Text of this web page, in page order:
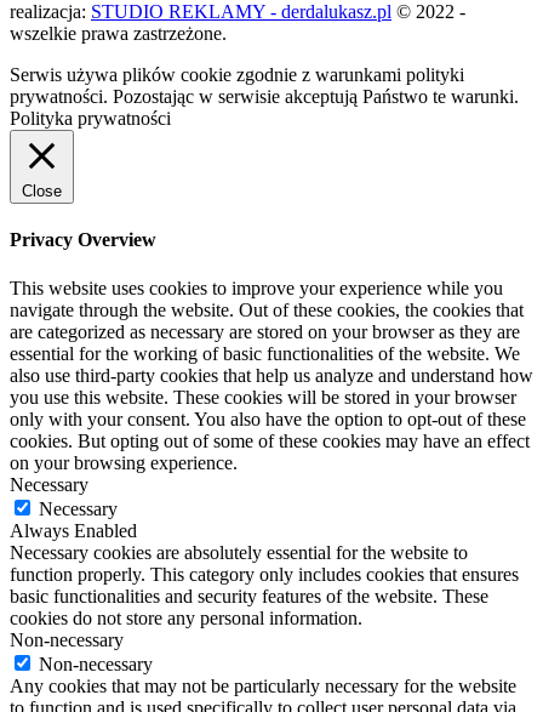
realizacja: STUDIO REKLAMY - derdalukasz.pl © 2022 -
wszelkie prawa zastrzeżone.
Serwis używa plików cookie zgodnie z warunkami polityki
prywatności. Pozostając w serwisie akceptują Państwo te warunki.
Polityka prywatności
Close
Privacy Overview
This website uses cookies to improve your experience while you
navigate through the website. Out of these cookies, the cookies that
are categorized as necessary are stored on your browser as they are
essential for the working of basic functionalities of the website. We
also use third-party cookies that help us analyze and understand how
you use this website. These cookies will be stored in your browser
only with your consent. You also have the option to opt-out of these
cookies. But opting out of some of these cookies may have an effect
on your browsing experience.
Necessary
Necessary
Always Enabled
Necessary cookies are absolutely essential for the website to
function properly. This category only includes cookies that ensures
basic functionalities and security features of the website. These
cookies do not store any personal information.
Non-necessary
Non-necessary
Any cookies that may not be particularly necessary for the website
to function and is used specifically to collect user personal data via